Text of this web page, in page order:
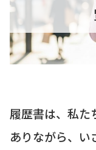
履歴書は、私た
ありながら、い